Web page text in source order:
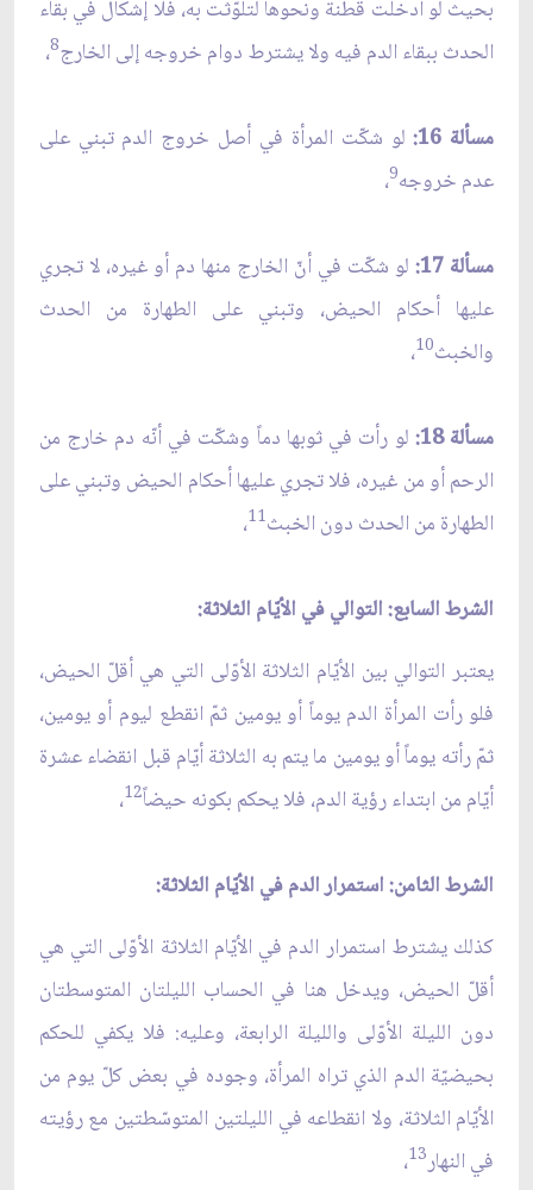
بحيث لو أدخلت قطنة ونحوها لتلوّثت به، فلا إشكال في بقاء
الحدث ببقاء الدم فيه ولا يشترط دوام خروجه إلى الخارج8،
مسألة 16:
لو شكّت المرأة في أصل خروج الدم تبني على
عدم خروجه9،
مسألة 17:
لو شكّت في أنّ الخارج منها دم أو غيره، لا تجري
عليها أحكام الحيض، وتبني على الطهارة من الحدث
والخبث10،
مسألة 18:
لو رأت في ثوبها دماً وشكّت في أنّه دم خارج من
الرحم أو من غيره، فلا تجري عليها أحكام الحيض وتبني على
الطهارة من الحدث دون الخبث11،
الشرط السابع: التوالي في الأيّام الثلاثة:
يعتبر التوالي بين الأيّام الثلاثة الأوّلى التي هي أقلّ الحيض،
فلو رأت المرأة الدم يوماً أو يومين ثمّ انقطع ليوم أو يومين،
ثمّ رأته يوماً أو يومين ما يتم به الثلاثة أيّام قبل انقضاء عشرة
أيّام من ابتداء رؤية الدم، فلا يحكم بكونه حيضاً12،
الشرط الثامن: استمرار الدم في الأيّام الثلاثة:
كذلك يشترط استمرار الدم في الأيّام الثلاثة الأوّلى التي هي
أقلّ الحيض، ويدخل هنا في الحساب الليلتان المتوسطتان
دون الليلة الأوّلى والليلة الرابعة، وعليه: فلا يكفي للحكم
بحيضيّة الدم الذي تراه المرأة، وجوده في بعض كلّ يوم من
الأيّام الثلاثة، ولا انقطاعه في الليلتين المتوسّطتين مع رؤيته
في النهار13،